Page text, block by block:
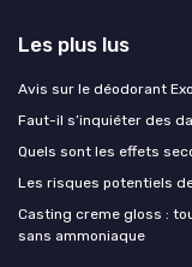
Les plus lus
Avis sur le déodorant
Faut-il s’inquiéter des
Quels sont les effets
Les risques potentiels
Casting creme gloss :
sans ammoniaque